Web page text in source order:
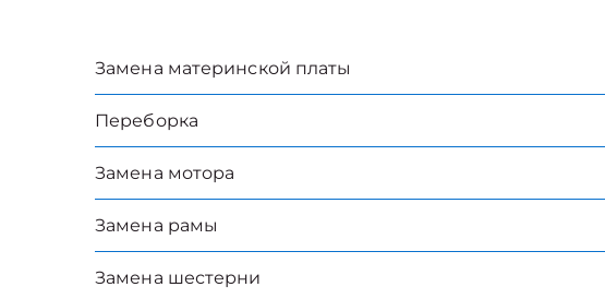
Замена материнской платы
Переборка
Замена мотора
Замена рамы
Замена шестерни